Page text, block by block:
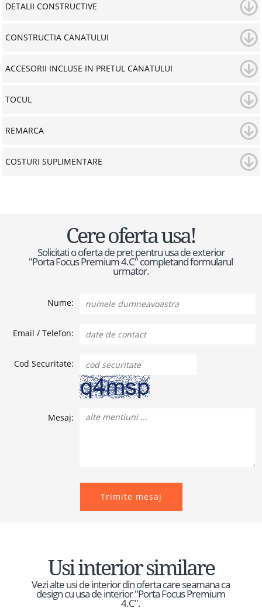
DETALII CONSTRUCTIVE
CONSTRUCTIA CANATULUI
ACCESORII INCLUSE IN PRETUL CANATULUI
TOCUL
REMARCA
COSTURI SUPLIMENTARE
Cere oferta usa!
Solicitati o oferta de pret pentru usa de exterior
"Porta Focus Premium 4.C" completand formularul
urmator.
Nume:
Email / Telefon:
Cod Securitate:
Mesaj:
Trimite mesaj
Usi interior similare
Vezi alte usi de interior din oferta care seamana ca
design cu usa de interior "Porta Focus Premium
4.C".